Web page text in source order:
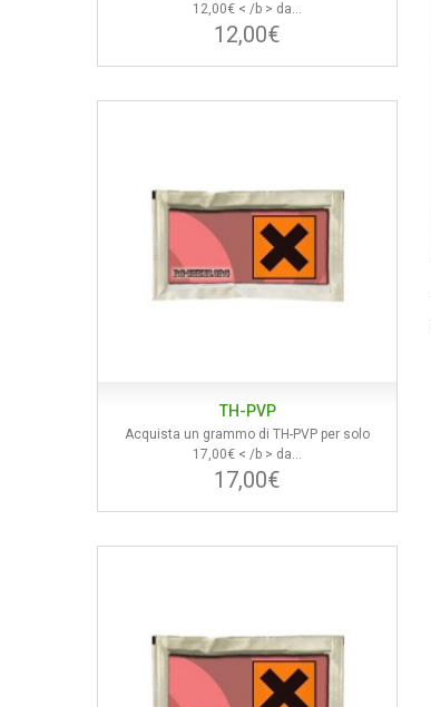
12,00€ < /b > da...
12,00€
TH-PVP
Acquista un grammo di TH-PVP per solo
17,00€ < /b > da...
17,00€